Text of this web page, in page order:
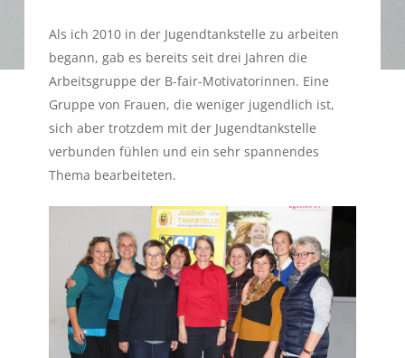
Als ich 2010 in der Jugendtankstelle zu arbeiten
begann, gab es bereits seit drei Jahren die
Arbeitsgruppe der B-fair-Motivatorinnen. Eine
Gruppe von Frauen, die weniger jugendlich ist,
sich aber trotzdem mit der Jugendtankstelle
verbunden fühlen und ein sehr spannendes
Thema bearbeiteten.